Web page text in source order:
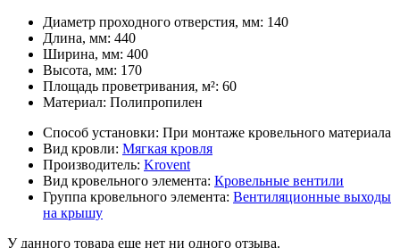
Диаметр проходного отверстия, мм: 140
Длина, мм: 440
Ширина, мм: 400
Высота, мм: 170
Площадь проветривания, м²: 60
Материал: Полипропилен
Способ установки: При монтаже кровельного материала
Вид кровли: Мягкая кровля
Производитель: Krovent
Вид кровельного элемента: Кровельные вентили
Группа кровельного элемента: Вентиляционные выходы
на крышу
У данного товара еще нет ни одного отзыва.